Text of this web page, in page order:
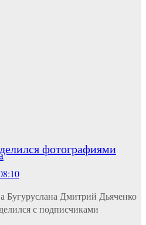
фотографиями
Бугуруслана Дмитрий Дьяченко
с подписчиками